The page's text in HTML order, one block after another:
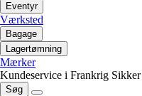
Eventyr
Værksted
Bagage
Lagertømning
Mærker
Kundeservice i Frankrig
Søg